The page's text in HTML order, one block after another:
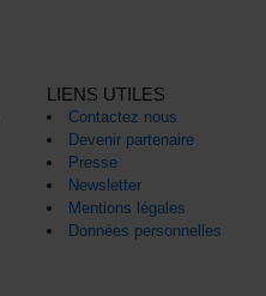
LIENS UTILES
Contactez nous
Devenir partenaire
Presse
Newsletter
Mentions légales
Données personnelles